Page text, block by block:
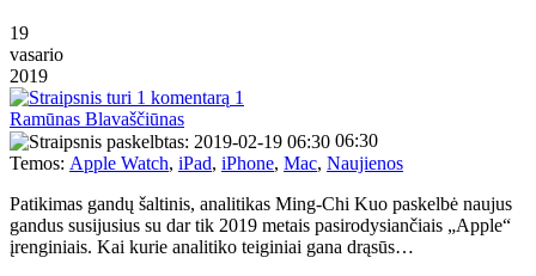
19
vasario
2019
1
Ramūnas Blavaščiūnas
06:30
Temos: Apple Watch, iPad, iPhone, Mac, Naujienos
Patikimas gandų šaltinis, analitikas Ming-Chi Kuo paskelbė naujus
gandus susijusius su dar tik 2019 metais pasirodysiančiais „Apple“
įrenginiais. Kai kurie analitiko teiginiai gana drąsūs…